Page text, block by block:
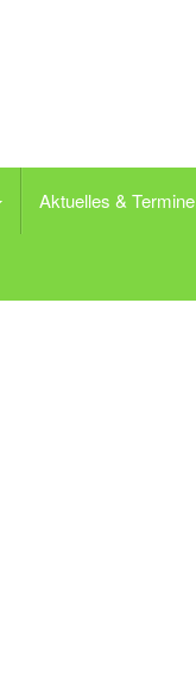
Aktuelles & Termine